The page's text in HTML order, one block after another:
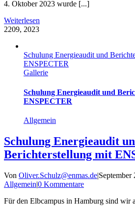
4. Oktober 2023 wurde [...]
Weiterlesen
2209, 2023
Schulung Energieaudit und
ENSPECTER
Gallerie
Schulung Energieaudit und
ENSPECTER
Allgemein
Schulung Energieaudit
Berichterstellung mit
Von Oliver.Schulz@enmas.de|September
Allgemein|0 Kommentare
Für den Elbcampus in Hamburg sind wir